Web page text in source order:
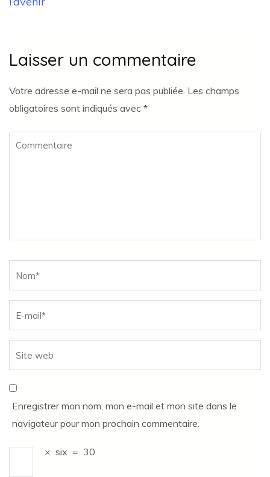
Laisser un commentaire
Votre adresse e-mail ne sera pas publiée. Les champs
obligatoires sont indiqués avec *
Commentaire
Enregistrer mon nom, mon e-mail et mon site dans le
navigateur pour mon prochain commentaire.
× six = 30